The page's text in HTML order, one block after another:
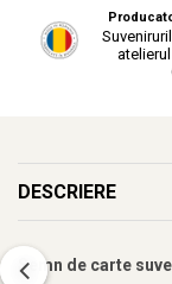
DESCRIERE
Semn de carte